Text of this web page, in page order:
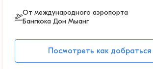
От международного аэропорта
Бангкока Дон Мыанг
Посмотреть как добраться